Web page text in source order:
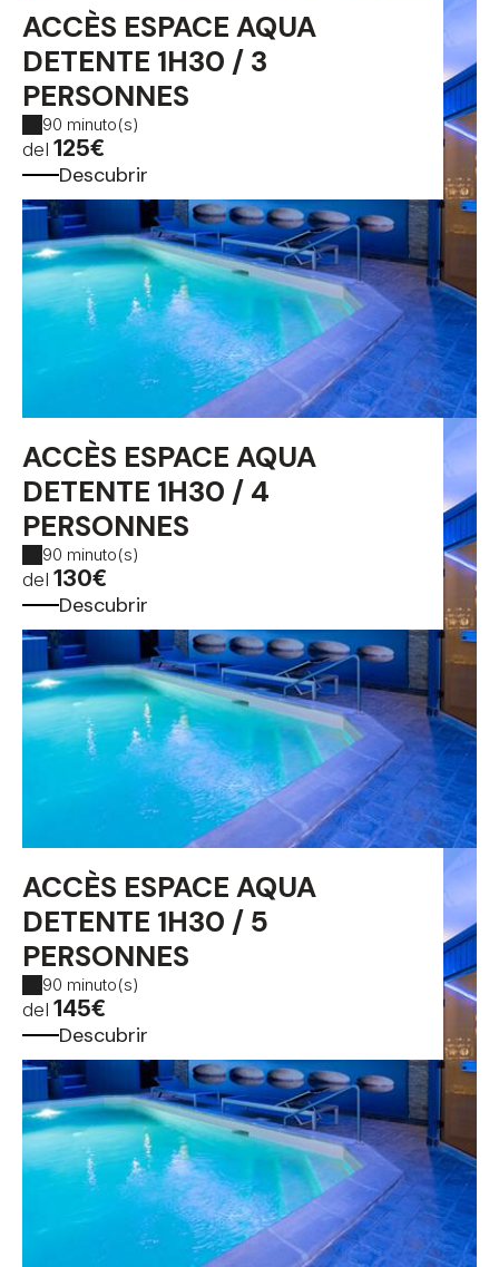
ACCÈS ESPACE AQUA
DETENTE 1H30 / 3
PERSONNES
90 minuto(s)
del 125€
Descubrir
ACCÈS ESPACE AQUA
DETENTE 1H30 / 4
PERSONNES
90 minuto(s)
del 130€
Descubrir
ACCÈS ESPACE AQUA
DETENTE 1H30 / 5
PERSONNES
90 minuto(s)
del 145€
Descubrir